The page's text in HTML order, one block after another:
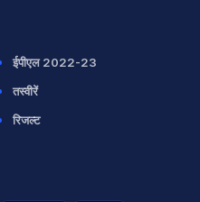
ईपीएल 2022-23
तस्वीरें
रिजल्ट